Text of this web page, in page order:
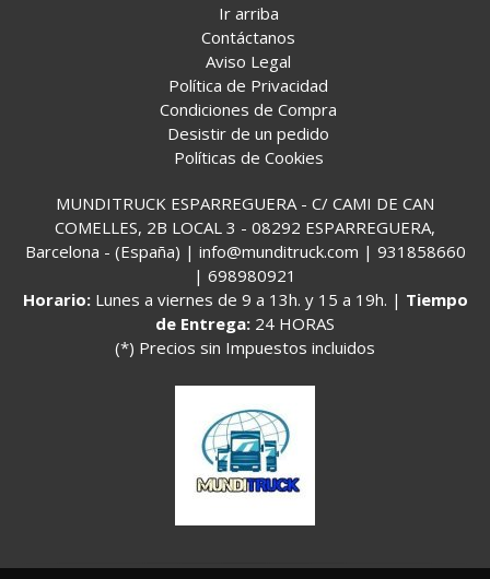
Ir arriba
Contáctanos
Aviso Legal
Política de Privacidad
Condiciones de Compra
Desistir de un pedido
Políticas de Cookies
MUNDITRUCK ESPARREGUERA - C/ CAMI DE CAN
COMELLES, 2B LOCAL 3 - 08292 ESPARREGUERA,
Barcelona - (España) | info@munditruck.com | 931858660
| 698980921
Horario: Lunes a viernes de 9 a 13h. y 15 a 19h. | Tiempo
de Entrega: 24 HORAS
(*) Precios sin Impuestos incluidos